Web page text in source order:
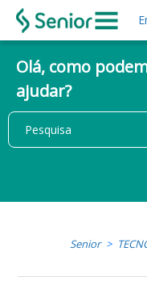
Olá, como
ajudar?
Senior